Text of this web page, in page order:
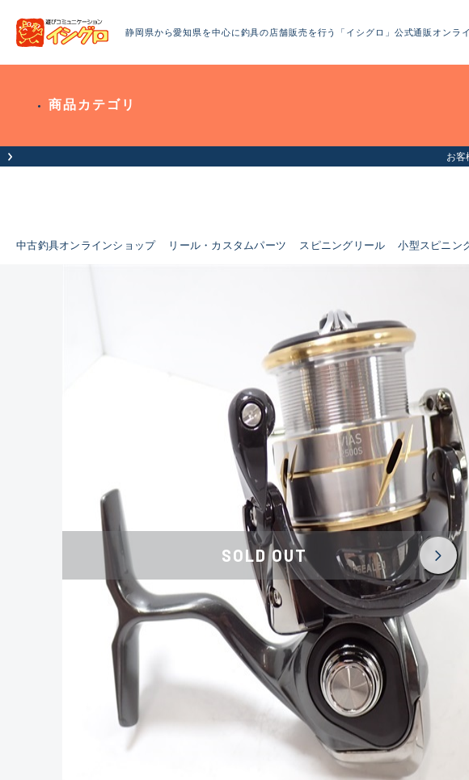
静岡県から愛知県を中心に釣具の店舗販売を行う「イシグロ」公式通販オンラ
商品カテゴリ
お客
中古釣具オンラインショップ リール・カスタムパーツ スピニングリール 小型スピニン
SOLD OUT